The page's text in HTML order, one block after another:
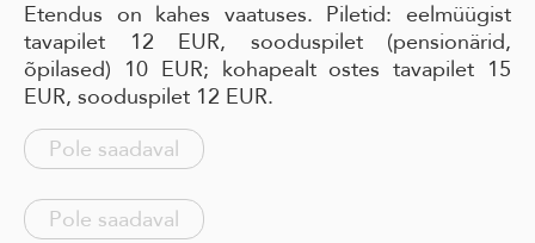
Etendus on kahes vaatuses. Piletid: eelmüügist
tavapilet 12 EUR, sooduspilet (pensionärid,
õpilased) 10 EUR; kohapealt ostes tavapilet 15
EUR, sooduspilet 12 EUR.
Pole saadaval
Pole saadaval